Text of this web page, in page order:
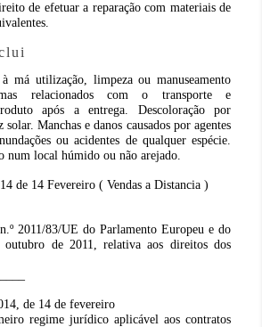
de efetuar a reparação com materiais de
à má utilização, limpeza ou manuseamento
relacionados com o transporte e
após a entrega. Descoloração por
Manchas e danos causados por agentes
ou acidentes de qualquer espécie.
num local húmido ou não arejado.
de 14 Fevereiro ( Vendas a Distancia )
2011/83/UE do Parlamento Europeu e do
de 2011, relativa aos direitos dos
de 14 de fevereiro
regime jurídico aplicável aos contratos